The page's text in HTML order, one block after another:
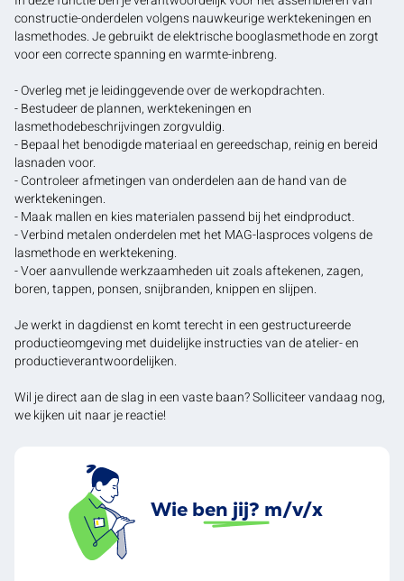
constructie-onderdelen volgens nauwkeurige werktekeningen en
lasmethodes. Je gebruikt de elektrische booglasmethode en zorgt
voor een correcte spanning en warmte-inbreng.
- Overleg met je leidinggevende over de werkopdrachten.
- Bestudeer de plannen, werktekeningen en
lasmethodebeschrijvingen zorgvuldig.
- Bepaal het benodigde materiaal en gereedschap, reinig en bereid
lasnaden voor.
- Controleer afmetingen van onderdelen aan de hand van de
werktekeningen.
- Maak mallen en kies materialen passend bij het eindproduct.
- Verbind metalen onderdelen met het MAG-lasproces volgens de
lasmethode en werktekening.
- Voer aanvullende werkzaamheden uit zoals aftekenen, zagen,
boren, tappen, ponsen, snijbranden, knippen en slijpen.
Je werkt in dagdienst en komt terecht in een gestructureerde
productieomgeving met duidelijke instructies van de atelier- en
productieverantwoordelijken.
Wil je direct aan de slag in een vaste baan? Solliciteer vandaag nog,
we kijken uit naar je reactie!
Wie ben jij? m/v/x